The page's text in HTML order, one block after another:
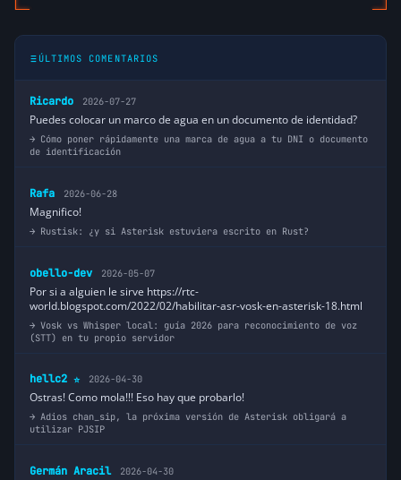
ÚLTIMOS COMENTARIOS
Ricardo 2026-07-27
Puedes colocar un marco de agua en un documento de identidad?
Cómo poner rápidamente una marca de agua a tu DNI o documento
de identificación
Rafa 2026-06-28
Magnifico!
Rustisk: ¿y si Asterisk estuviera escrito en Rust?
obello-dev 2026-05-07
Por si a alguien le sirve https://rtc-
world.blogspot.com/2022/02/habilitar-asr-vosk-en-asterisk-18.html
Vosk vs Whisper local: guía 2026 para reconocimiento de voz
(STT) en tu propio servidor
hellc2 ⭐ 2026-04-30
Ostras! Como mola!!! Eso hay que probarlo!
Adios chan_sip, la próxima versión de Asterisk obligará a
utilizar PJSIP
Germán Aracil 2026-04-30